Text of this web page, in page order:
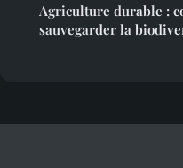
Agriculture durable :
sauvegarder la